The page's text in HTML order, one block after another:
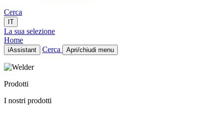
Cerca
IT
La sua selezione
Home
iAssistant Cerca Apri/chiudi menu
Home
Prodotti
Novità
Prodotti
I nostri prodotti